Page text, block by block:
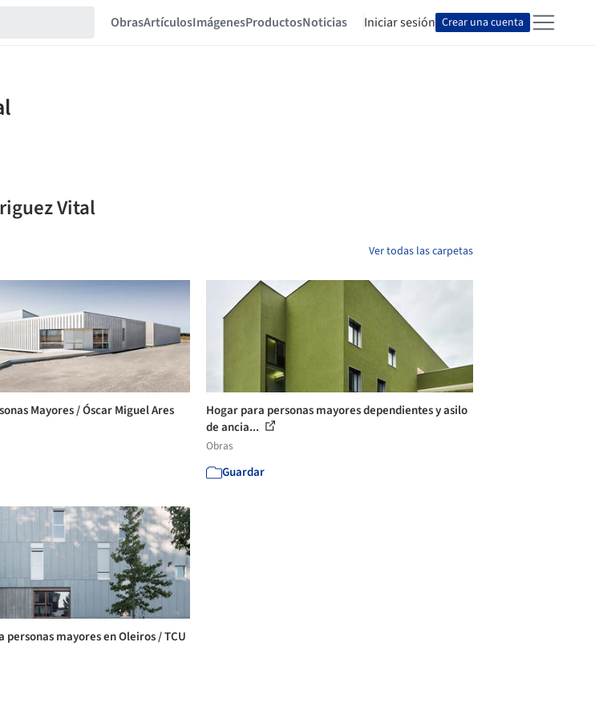
ObrasArtículosImágenesProductosNoticias Iniciar sesión Crear una cuenta
Vital
Ver todas las carpetas
Mayores / Óscar Miguel Ares
Hogar para personas mayores dependientes y asilo
de ancia...
Obras
Guardar
personas mayores en Oleiros / TCU